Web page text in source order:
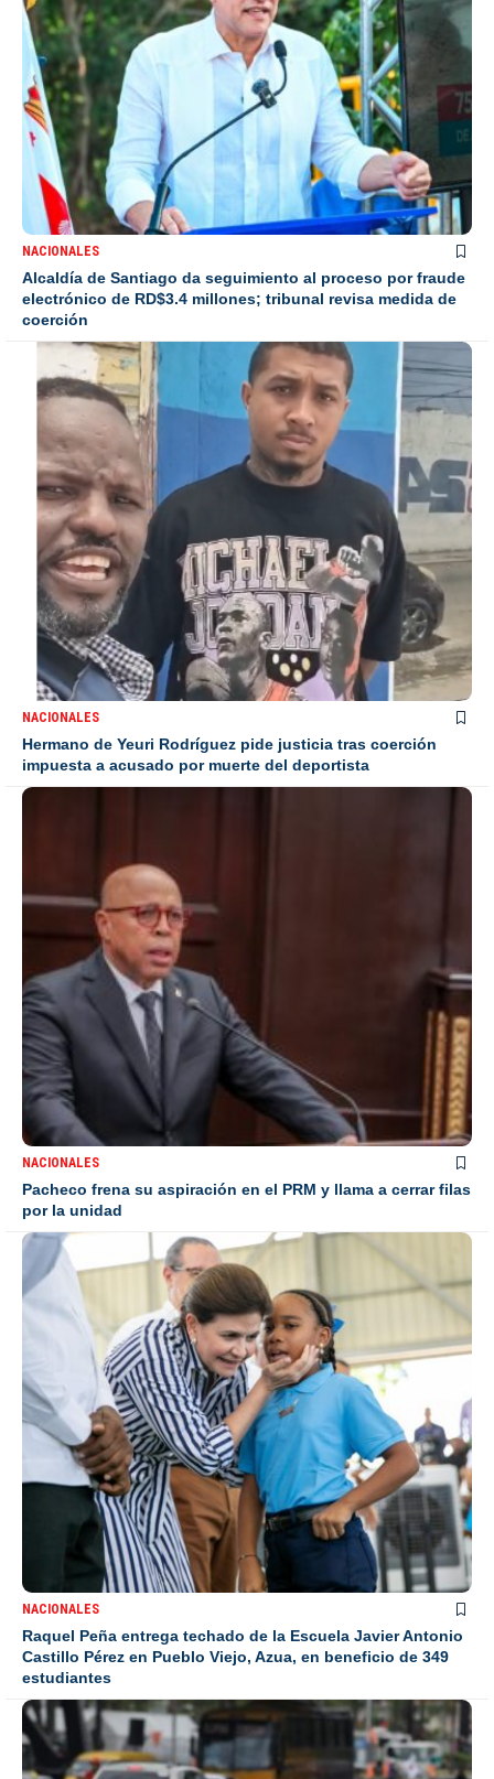
NACIONALES
Alcaldía de Santiago da seguimiento al proceso por fraude
electrónico de RD$3.4 millones; tribunal revisa medida de
coerción
NACIONALES
Hermano de Yeuri Rodríguez pide justicia tras coerción
impuesta a acusado por muerte del deportista
NACIONALES
Pacheco frena su aspiración en el PRM y llama a cerrar filas
por la unidad
NACIONALES
Raquel Peña entrega techado de la Escuela Javier Antonio
Castillo Pérez en Pueblo Viejo, Azua, en beneficio de 349
estudiantes